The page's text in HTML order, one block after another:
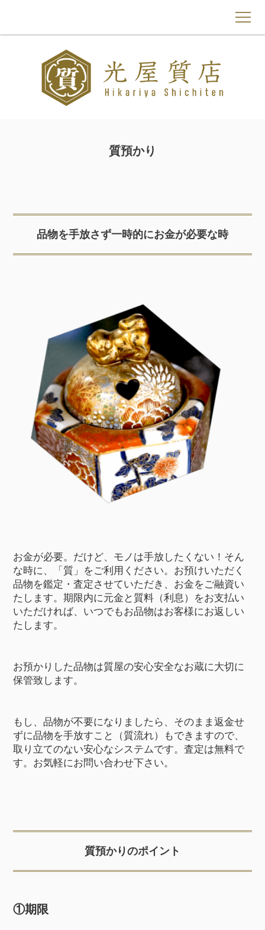
光屋質店について
買取
お問い合わせ
質預かり
品物を手放さず一時的にお金が必要な時
お金が必要。だけど、モノは手放したくない！そん
な時に、「質」をご利用ください。お預けいただく
品物を鑑定・査定させていただき、お金をご融資い
たします。期限内に元金と質料（利息）をお支払い
いただければ、いつでもお品物はお客様にお返しい
たします。
お預かりした品物は質屋の安心安全なお蔵に大切に
保管致します。
もし、品物が不要になりましたら、そのまま返金せ
ずに品物を手放すこと（質流れ）もできますので、
取り立てのない安心なシステムです。査定は無料で
す。お気軽にお問い合わせ下さい。
質預かりのポイント
①期限